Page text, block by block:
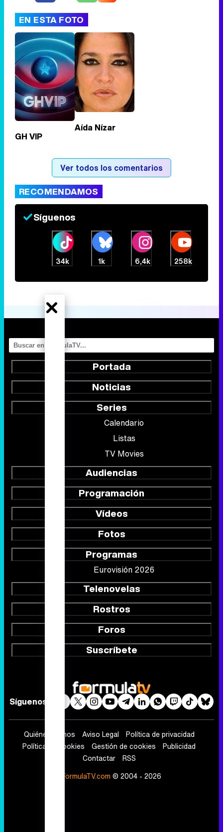
EN ESTA FOTO
GH VIP
Aída Nízar
Ver todos los comentarios
RECOMENDAMOS
Síguenos
34k 1k 6,4k 258k
Portada
Noticias
Series
Calendario
Listas
TV Movies
Audiencias
Programación
Vídeos
Fotos
Programas
Eurovisión 2026
Telenovelas
Rostros
Foros
Suscríbete
Síguenos
Quiénes somos Aviso Legal
Política de privacidad
Política de cookies
Gestión de cookies
Publicidad
Contactar
RSS
FormulaTV.com © 2004 - 2026